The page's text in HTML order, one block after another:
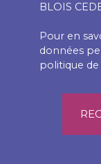
BLOIS
Pour en
données
politique